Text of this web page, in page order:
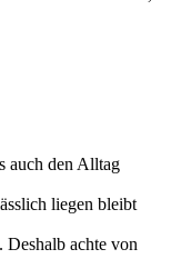
auch den Alltag
liegen bleibt
achte von